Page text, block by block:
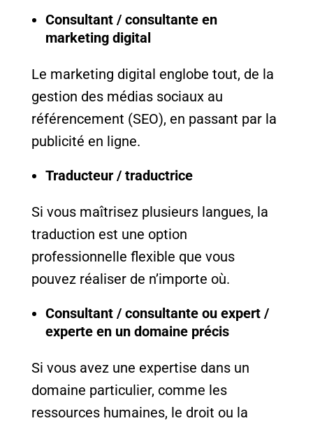
Consultant / consultante en
marketing digital
Le marketing digital englobe tout, de la
gestion des médias sociaux au
référencement (SEO), en passant par la
publicité en ligne.
Traducteur / traductrice
Si vous maîtrisez plusieurs langues, la
traduction est une option
professionnelle flexible que vous
pouvez réaliser de n’importe où.
Consultant / consultante ou expert /
experte en un domaine précis
Si vous avez une expertise dans un
domaine particulier, comme les
ressources humaines, le droit ou la